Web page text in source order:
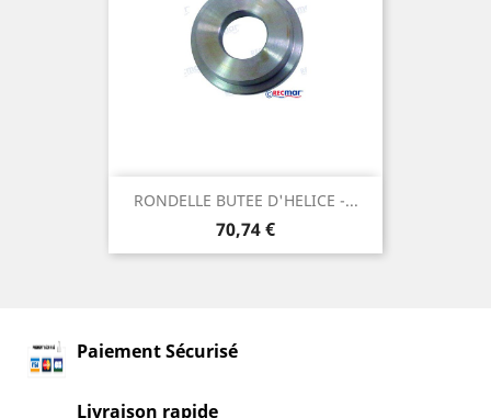
RONDELLE BUTEE D'HELICE -...
Prix
70,74 €
Paiement Sécurisé
Livraison rapide